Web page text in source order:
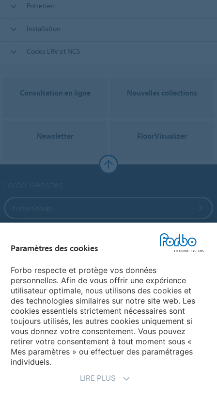
Entretien
Installation
Codes LRV et NCS
Consultation en ligne Nouvelles collections
Newsletter FloorVisualizer
Sélectionnez un pays
Sélectionnez votre pays
Paramètres des cookies
Forbo respecte et protège vos données
personnelles. Afin de vous offrir une expérience
utilisateur optimale, nous utilisons des cookies et
des technologies similaires sur notre site web. Les
cookies essentiels strictement nécessaires sont
toujours utilisés, les autres cookies uniquement si
vous donnez votre consentement. Vous pouvez
retirer votre consentement à tout moment sous «
Mes paramètres » ou effectuer des paramétrages
individuels.
LIRE PLUS